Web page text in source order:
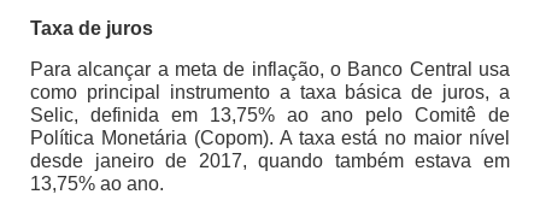
Taxa de juros
Para alcançar a meta de inflação, o Banco Central usa
como principal instrumento a taxa básica de juros, a
Selic, definida em 13,75% ao ano pelo Comitê de
Política Monetária (Copom). A taxa está no maior nível
desde janeiro de 2017, quando também estava em
13,75% ao ano.